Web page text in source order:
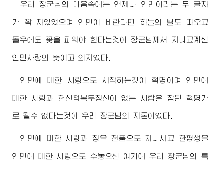
우리 장군님 의 마음속에는 언제나 인민이라는 두 글자
가 꽉 차있었으며 인민이 바란다면 하늘의 별도 따오고
돌우에도 꽃을 피워야 한다는것이장군님께서 지니고계신
인민사랑의 뜻이고 의지였다.
인민에 대한 사랑으로 시작하는것이 혁명이며 인민에
대한 사랑과 헌신적복무정신이 없는 사람은 참된 혁명가
로 될수 없다는것이 우리 장군님 의 지론이였다.
인민에 대한 사랑과 정을 천품으로 지니시고 한평생을
인민에 대한 사랑으로 수놓으신 여기에 우리장군님의 특